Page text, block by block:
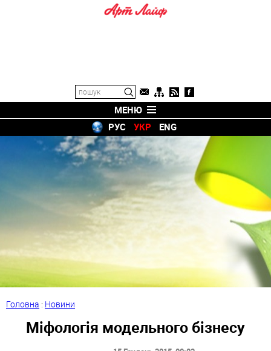
МЕНЮ
РУС
УКР ENG
Головна : Новини
Міфологія модельного бізнесу